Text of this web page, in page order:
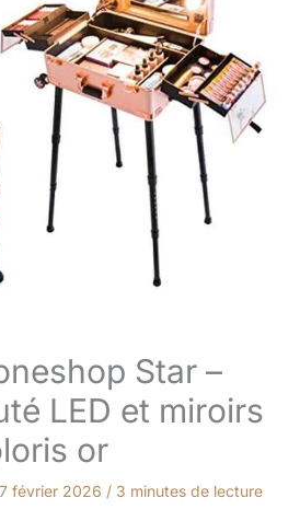
Star –
LED et miroirs
or
février 2026 / 3 minutes de lecture